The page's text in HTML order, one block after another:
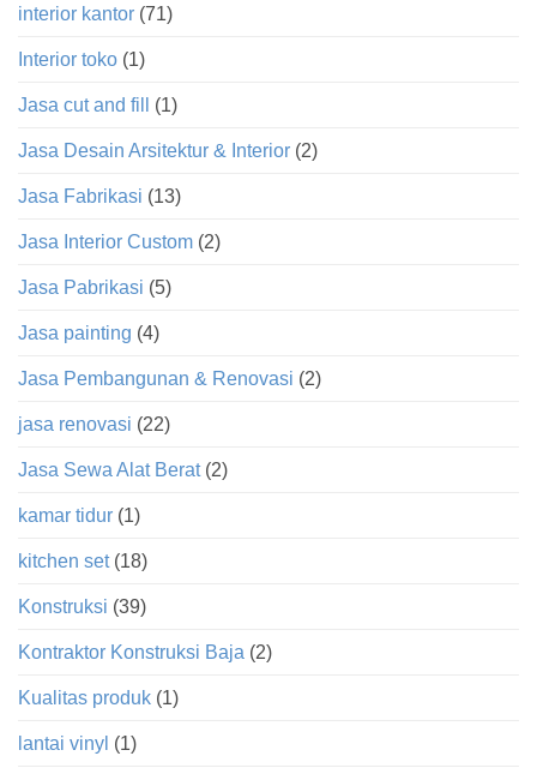
interior kantor (71)
Interior toko (1)
Jasa cut and fill (1)
Jasa Desain Arsitektur & Interior (2)
Jasa Fabrikasi (13)
Jasa Interior Custom (2)
Jasa Pabrikasi (5)
Jasa painting (4)
Jasa Pembangunan & Renovasi (2)
jasa renovasi (22)
Jasa Sewa Alat Berat(2)
kamar tidur (1)
kitchen set(18)
Konstruksi (39)
Kontraktor Konstruksi Baja (2)
Kualitas produk (1)
lantai vinyl (1)